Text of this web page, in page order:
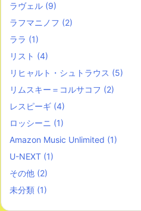
ラヴェル (9)
ラフマニノフ (2)
ララ (1)
リスト (4)
リヒャルト・シュトラウス (5)
リムスキー＝コルサコフ (2)
レスピーギ (4)
ロッシーニ (1)
Amazon Music Unlimited (1)
U-NEXT (1)
その他 (2)
未分類 (1)